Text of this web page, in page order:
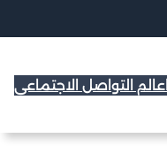
عالم التواصل الاجتماعي